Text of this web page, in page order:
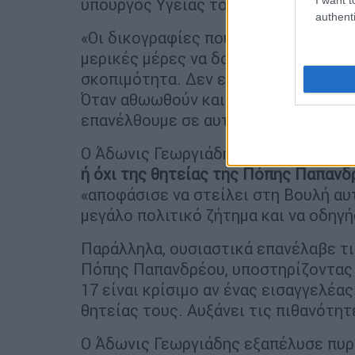
υπουργός Υγείας τόνισε:
«Οι δικογραφίες που έχουν έρθει
μερικές μέρες να δούμε ποια θα
σκοπιμότητα. Δεν είναι άσχετη η
Όταν αθωωθούν και οι 11, γιατί αυτό
επανέλθουμε σε αυτή την ιστορία
Ο Άδωνις Γεωργιάδης είπε ότι ο
ή όχι της θητείας της Πόπης
«αποφάσισε να στείλει στη Βουλή
μεγάλο πολιτικό ζήτημα και να
Παράλληλα, ουσιαστικά επανέλαβε
Πόπης Παπανδρέου,
17 είναι κρίσιμο αν ένας
θητείας τους. Αυξάνει τις
Ο Άδωνις Γεωργιάδης εξαπέλυσε